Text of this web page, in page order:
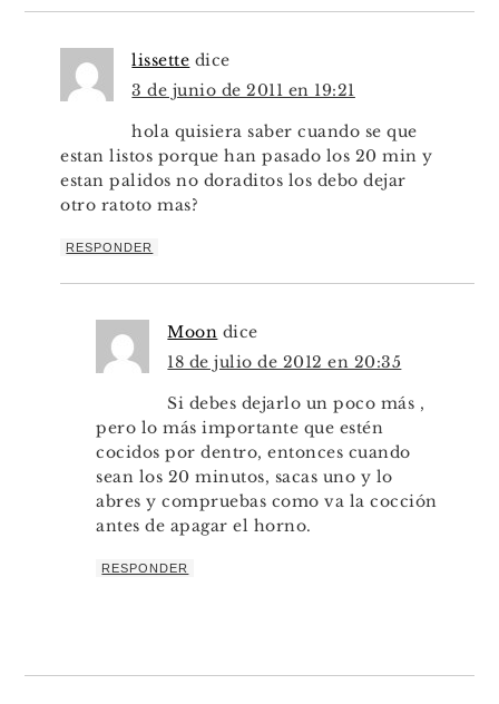
lissette dice
3 de junio de 2011 en 19:21
hola quisiera saber cuando se que
estan listos porque han pasado los 20 min y
estan palidos no doraditos los debo dejar
otro ratoto mas?
RESPONDER
Moon dice
18 de julio de 2012 en 20:35
Si debes dejarlo un poco más ,
pero lo más importante que estén
cocidos por dentro, entonces cuando
sean los 20 minutos, sacas uno y lo
abres y compruebas como va la cocción
antes de apagar el horno.
RESPONDER